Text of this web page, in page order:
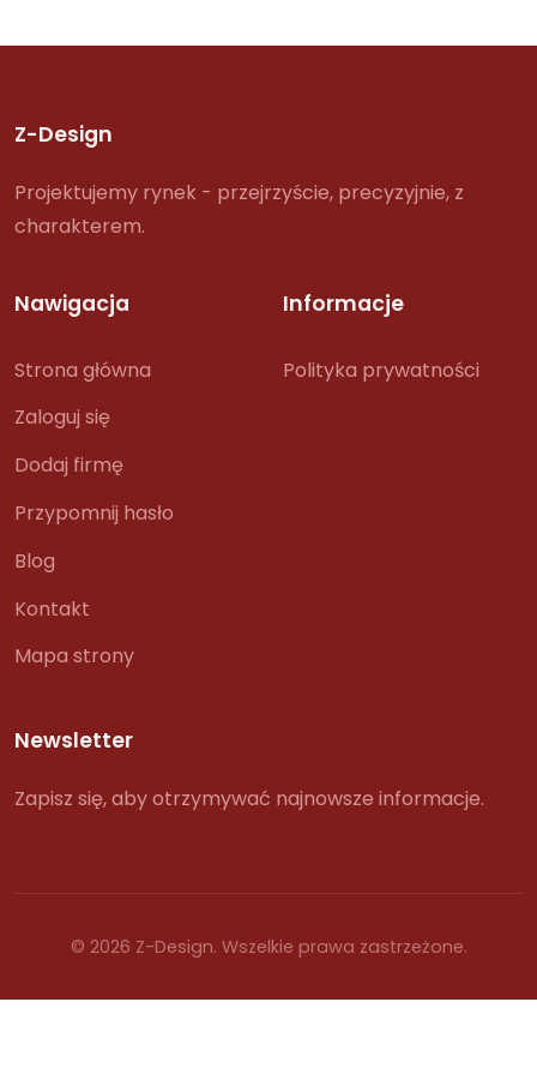
Z-Design
Projektujemy rynek - przejrzyście, precyzyjnie, z
charakterem.
Nawigacja
Strona główna
Zaloguj się
Dodaj firmę
Przypomnij hasło
Blog
Kontakt
Mapa strony
Informacje
Polityka prywatności
Newsletter
Zapisz się, aby otrzymywać najnowsze informacje.
© 2026 Z-Design. Wszelkie prawa zastrzeżone.